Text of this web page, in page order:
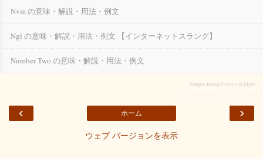
Nvm の意味・解説・用法・例文
Ngl の意味・解説・用法・例文 【インターネットスラング】
Number Two の意味・解説・用法・例文
Simple Related Posts Widget
‹ ›
ホーム
ウェブ バージョンを表示